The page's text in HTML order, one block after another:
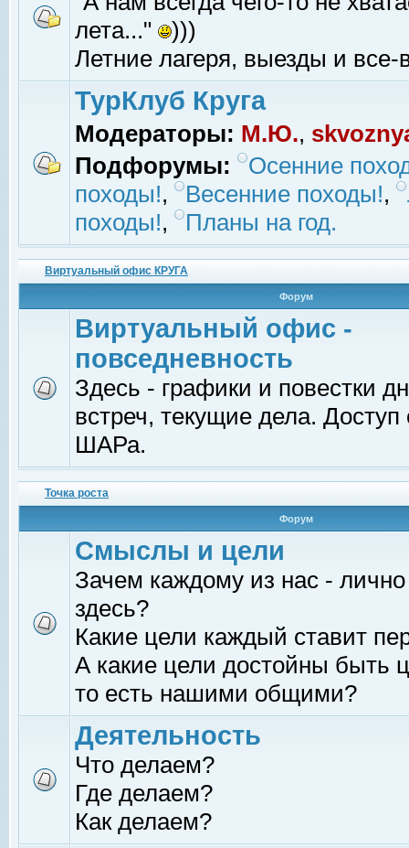
лета..."
)))
Летние лагеря, выезды и все-
ТурКлуб Круга
Модераторы: М.Ю.,
Подфорумы:
Осенние
походы!, Весенние походы!,
походы!, Планы на год.
Виртуальный офис КРУГА
Форум
Виртуальный офис -
повседневность
Здесь - графики и повестки
встреч, текущие дела.
ШАРа.
Точка роста
Форум
Смыслы и цели
Зачем каждому из нас -
здесь?
Какие цели каждый ставит
А какие цели достойны быть
то есть нашими общими?
Деятельность
Что делаем?
Где делаем?
Как делаем?